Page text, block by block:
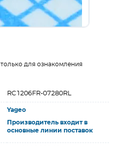
для ознакомления
RC1206FR-07280RL
Yageo
Производитель входит в
основные линии поставок